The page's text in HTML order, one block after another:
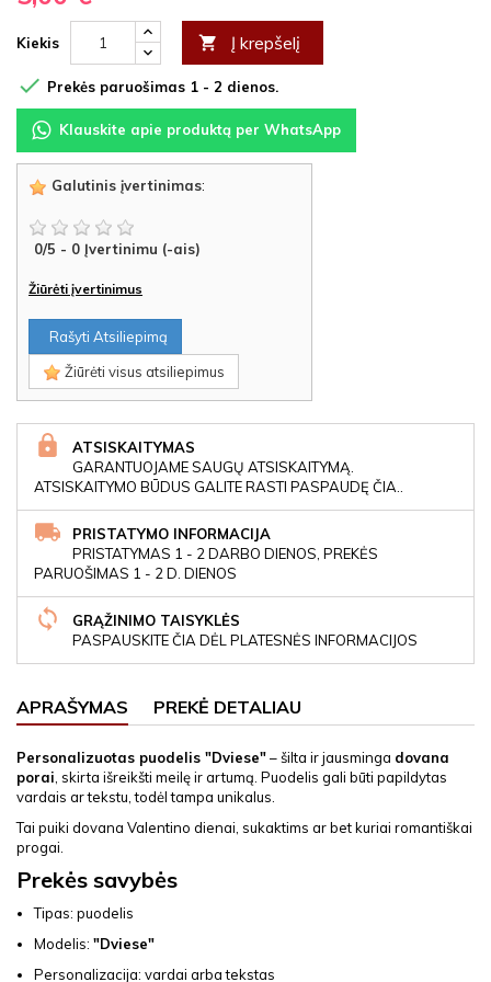
Kiekis  Į krepšelį
 Prekės paruošimas 1 - 2 dienos.
Klauskite apie produktą per WhatsApp
Galutinis įvertinimas:
0/5 - 0 Įvertinimu (-ais)
Žiūrėti įvertinimus
Rašyti Atsiliepimą
Žiūrėti visus atsiliepimus
ATSISKAITYMAS
GARANTUOJAME SAUGŲ ATSISKAITYMĄ.
ATSISKAITYMO BŪDUS GALITE RASTI PASPAUDĘ ČIA..
PRISTATYMO INFORMACIJA
PRISTATYMAS 1 - 2 DARBO DIENOS, PREKĖS
PARUOŠIMAS 1 - 2 D. DIENOS
GRĄŽINIMO TAISYKLĖS
PASPAUSKITE ČIA DĖL PLATESNĖS INFORMACIJOS
APRAŠYMAS PREKĖ DETALIAU
Personalizuotas puodelis "Dviese"– šilta ir jausminga dovana
porai, skirta išreikšti meilę ir artumą. Puodelis gali būti papildytas
vardais ar tekstu, todėl tampa unikalus.
Tai puiki dovana Valentino dienai, sukaktims ar bet kuriai romantiškai
progai.
Prekės savybės
Tipas: puodelis
Modelis: "Dviese"
Personalizacija: vardai arba tekstas